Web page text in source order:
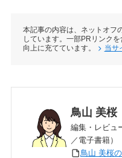
本記事の内容は、ネットオフ
しています。一部PRリンク
向上に充てています。
当サ
鳥山 美桜
編集・レビュ
／電子書籍）
鳥山 美桜